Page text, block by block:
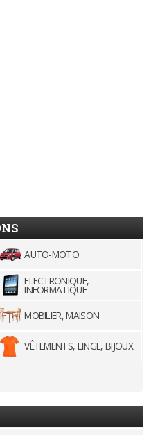
AUTO-MOTO
ELECTRONIQUE,
INFORMATIQUE
MOBILIER, MAISON
VÊTEMENTS, LINGE, BIJOUX